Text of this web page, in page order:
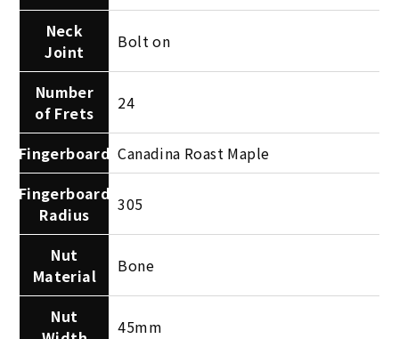
Neck
Joint
Bolt on
Number
of Frets
24
Fingerboard Canadina Roast Maple
Fingerboard
Radius
305
Nut
Material
Bone
Nut
45mm